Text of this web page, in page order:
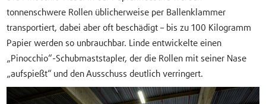
tonnenschwere Rollen üblicherweise per Ballenklammer
transportiert, dabei aber oft beschädigt – bis zu 100 Kilogramm
Papier werden so unbrauchbar. Linde entwickelte einen
„Pinocchio“-Schubmaststapler, der die Rollen mit seiner Nase
„aufspießt“ und den Ausschuss deutlich verringert.